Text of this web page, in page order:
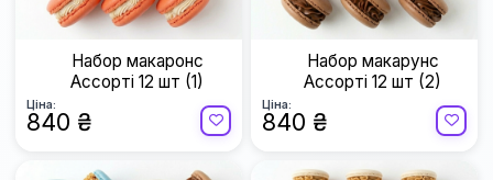
Набор макаронс
Ассорті 12 шт (1)
Ціна:
840 ₴
Набор макарунс
Ассорті 12 шт (2)
Ціна:
840 ₴